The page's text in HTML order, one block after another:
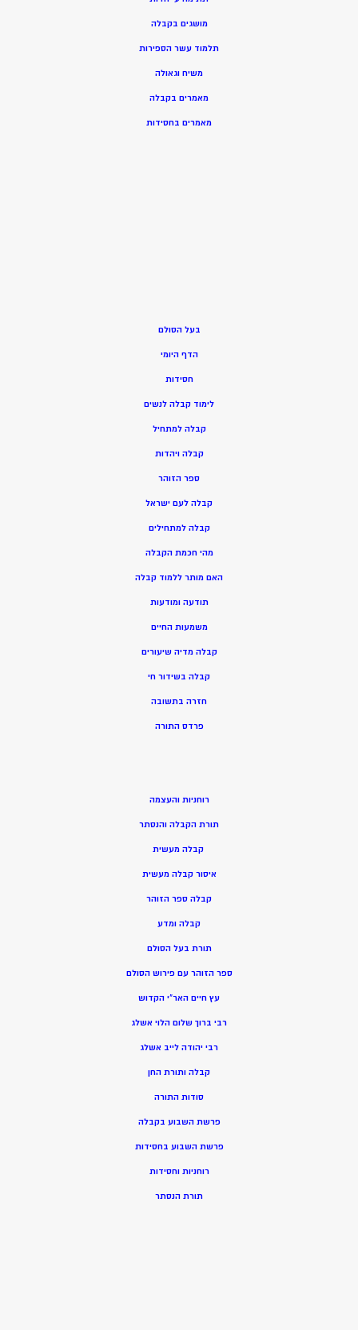
מושגים בקבלה
תלמוד עשר הספירות
משיח וגאולה
מאמרים בקבלה
מאמרים בחסידות
בעל הסולם
הדף היומי
חסידות
לימוד קבלה לנשים
קבלה למתחיל
קבלה ויהדות
ספר הזוהר
קבלה לעם ישראל
קבלה למתחילים
מהי חכמת הקבלה
האם מותר ללמוד קבלה
תודעה ומודעות
משמעות החיים
קבלה מדיה שיעורים
קבלה בשידור חי
חזרה בתשובה
פרדס התורה
רוחניות והעצמה
תורת הקבלה והנסתר
קבלה מעשית
איסור קבלה מעשית
קבלה ספר הזוהר
קבלה ומדע
תורת בעל הסולם
ספר הזוהר עם פירוש הסולם
עץ חיים האר”י הקדוש
רבי ברוך שלום הלוי אשלג
רבי יהודה לייב אשלג
קבלה ותורת החן
סודות התורה
פרשת השבוע בקבלה
פרשת השבוע בחסידות
רוחניות וחסידות
תורת הנסתר